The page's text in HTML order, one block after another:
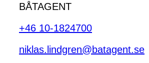
BÅTAGENT
+46 10-1824700
niklas.lindgren@batagent.se